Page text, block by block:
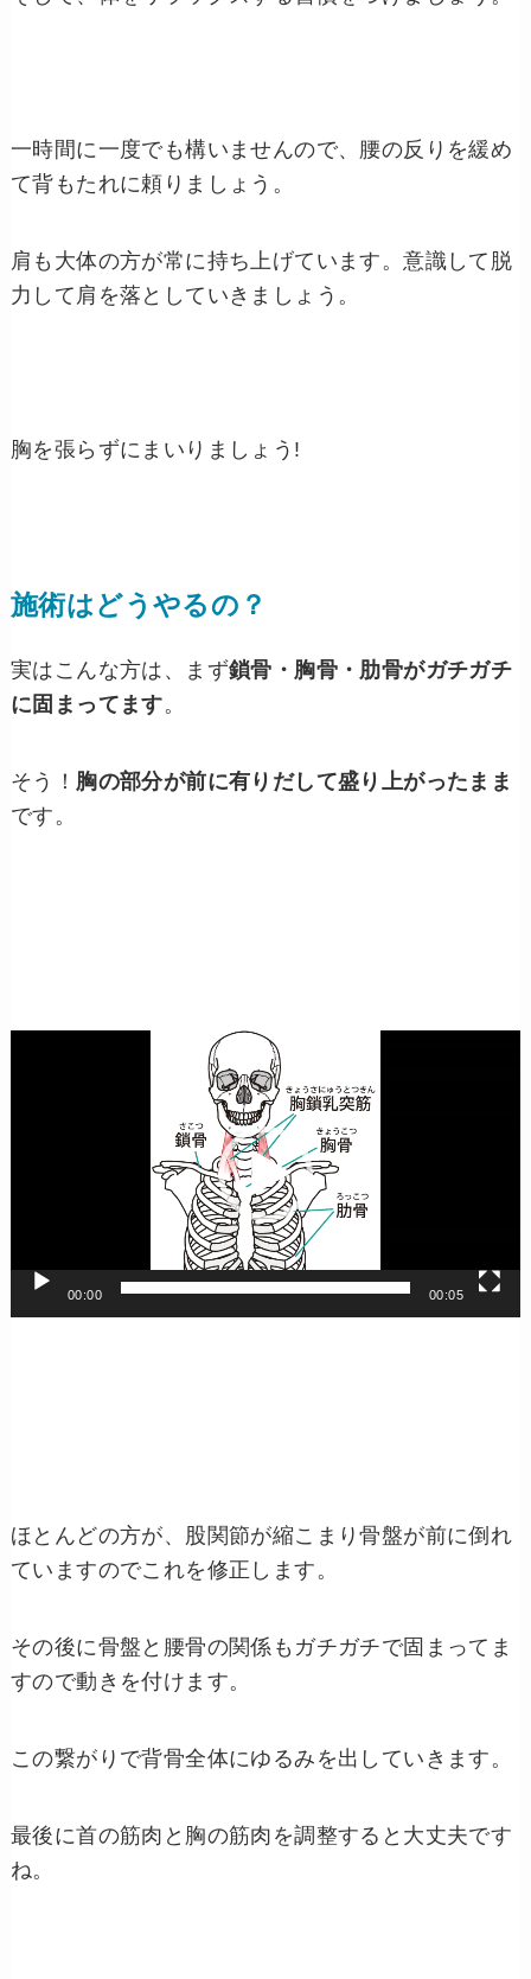
一時間に一度でも構いませんので、腰の反りを緩め
て背もたれに頼りましょう。
肩も大体の方が常に持ち上げています。意識して脱
力して肩を落としていきましょう。
胸を張らずにまいりましょう!
施術はどうやるの？
実はこんな方は、まず鎖骨・胸骨・肋骨がガチガチ
に固まってます。
そう！ 胸の部分が前に有りだして盛り上がったまま
です。
ー
00:00 00:05
ほとんどの方が、股関節が縮こまり骨盤が前に倒れ
ていますのでこれを修正します。
その後に骨盤と腰骨の関係もガチガチで固まってま
すので動きを付けます。
この繋がりで背骨全体にゆるみを出していきます。
最後に首の筋肉と胸の筋肉を調整すると大丈夫です
ね。